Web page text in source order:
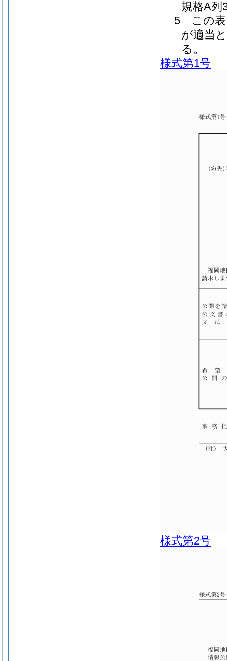
規格A列
5 この表
が適当
る。
様式第1号
様式第2号